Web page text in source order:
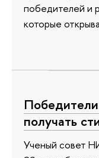
победителей и
которые
получать
Ученый совет